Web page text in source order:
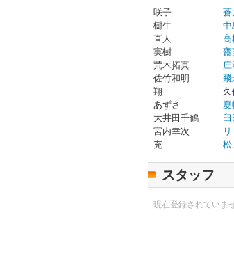
咲子
蒼
樹生
中
直人
高
実樹
齋
荒木拓真
佐竹和明
飛
翔
あずさ
夏
大井田千鶴
宮内幸次
充
松
スタッフ
現在登録されていま